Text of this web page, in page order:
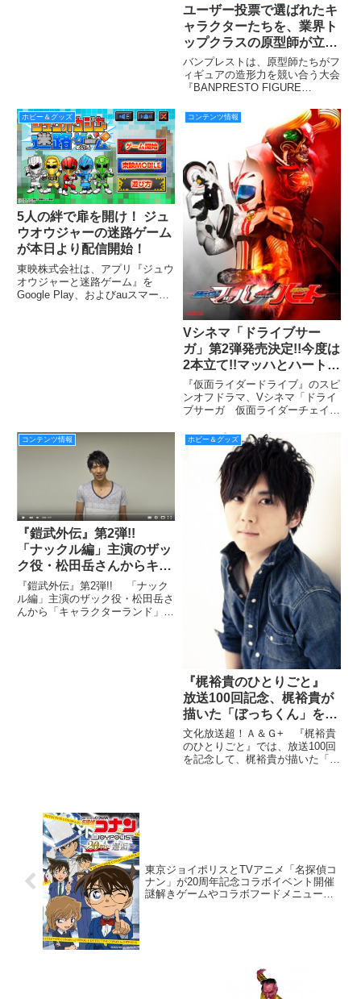
ユーザー投票で選ばれたキ
ャラクターたちを、業界ト
ップクラスの原型師が立体
化 『BANPRESTO
FIGURE COLOSSEUM』
バンプレストは、原型師たちがフ
ィギュアの造形力を競い合う大会
『BANPRESTO FIGURE
フィギュアコロシアム）』におい
て、『ドラゴンボール超』を題材
にした『造形天下一武道会6』
と、『ワンピース』を
ホビー＆グッズ
5人の絆で扉を開け！ ジュ
ウオウジャーの迷路ゲーム
が本日より配信開始！
東映株式会社は、アプリ『ジュウ
オウジャーと迷路ゲーム』を
Google Play、およびauスマート
コンテンツ情報
Vシネマ「ドライブサー
ガ」第2弾発売決定!!今度は
2本立て!!マッハとハートの
物語が紡がれます
『仮面ライダードライブ』のスピ
ンオフドラマ、Vシネマ「ドライ
ブサーガ 仮面ライダーチェイサ
ことになりました！ その名も、
Vシネマ「ドライブサーガ 仮面
ライダーマッハ/仮面ライダーハ
ート」で、2本立てになります！
コンテンツ情報
『鎧武外伝』第2弾!!
「ナックル編」主演のザッ
ク役・松田岳さんからキャ
ラクターランド読者にメッ
セージ!!
『鎧武外伝』第2弾!! 「ナック
ル編」主演のザック役・松田岳さ
んから「キャラクターランド」読
ホビー＆グッズ
『梶裕貴のひとりごと』
放送100回記念、梶裕貴が
描いた「ぼっちくん」を
LINEスタンプで配信開始
文化放送超！Ａ＆Ｇ+ 『梶裕貴
のひとりごと』では、放送100回
を記念して、梶裕貴が描いた「ぼ
東京ジョイポリスとTVアニメ「名探偵コ
ナン」が20周年記念コラボイベント開催
謎解きゲームやコラボフードメニュー、